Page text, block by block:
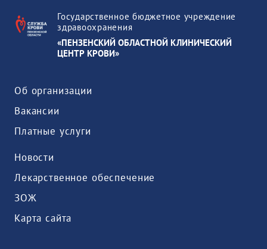
Государственное бюджетное учреждение
здравоохранения
«ПЕНЗЕНСКИЙ ОБЛАСТНОЙ КЛИНИЧЕСКИЙ
ЦЕНТР КРОВИ»
Об организации
Вакансии
Платные услуги
Новости
Лекарственное обеспечение
ЗОЖ
Карта сайта